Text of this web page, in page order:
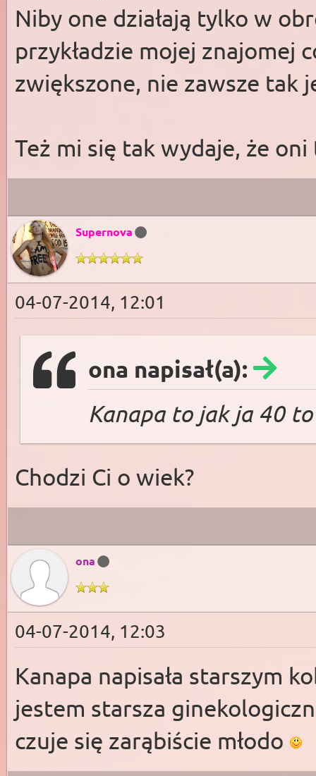
Niby one działają tylko w
przykładzie mojej znajomej
zwiększone, nie zawsze tak
Też mi się tak wydaje, że
Supernova
04-07-2014, 12:01
ona napisał(a):
Kanapa to jak ja 40
Chodzi Ci o wiek?
ona
04-07-2014, 12:03
Kanapa napisała starszym
jestem starsza
czuje się zarąbiście młodo